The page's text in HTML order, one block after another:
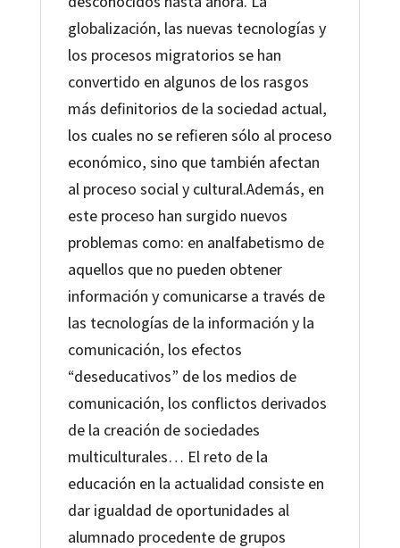
globalización, las nuevas tecnologías y
los procesos migratorios se han
convertido en algunos de los rasgos
más definitorios de la sociedad actual,
los cuales no se refieren sólo al proceso
económico, sino que también afectan
al proceso social y cultural.Además, en
este proceso han surgido nuevos
problemas como: en analfabetismo de
aquellos que no pueden obtener
información y comunicarse a través de
las tecnologías de la información y la
comunicación, los efectos
“deseducativos” de los medios de
comunicación, los conflictos derivados
de la creación de sociedades
multiculturales… El reto de la
educación en la actualidad consiste en
dar igualdad de oportunidades al
alumnado procedente de grupos